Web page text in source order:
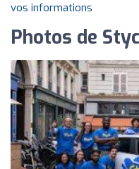
vos informations
Photos de